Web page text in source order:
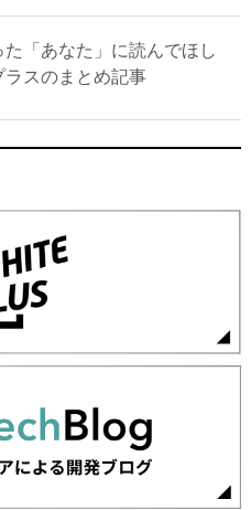
「あなた」に読んでほし
スのまとめ記事